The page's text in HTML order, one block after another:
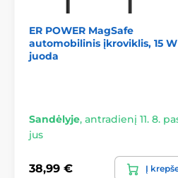
ER POWER MagSafe
automobilinis įkroviklis, 15 W
juoda
Sandėlyje, antradienį 11. 8.
jus
38,99 € Į